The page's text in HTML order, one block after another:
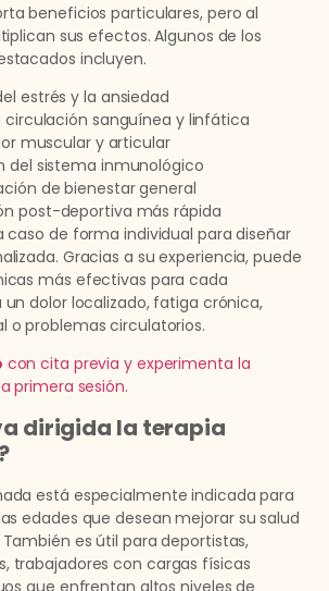
beneficios particulares, pero al
sus efectos. Algunos de los
incluyen.
estrés y la ansiedad
circulación sanguínea y linfática
muscular y articular
del sistema inmunológico
de bienestar general
post-deportiva más rápida
caso de forma individual para diseñar
Gracias a su experiencia, puede
más efectivas para cada
un dolor localizado, fatiga crónica,
o problemas circulatorios.
con cita previa y experimenta la
primera sesión.
dirigida la terapia
está especialmente indicada para
edades que desean mejorar su salud
es útil para deportistas,
trabajadores con cargas físicas
que enfrentan altos niveles de